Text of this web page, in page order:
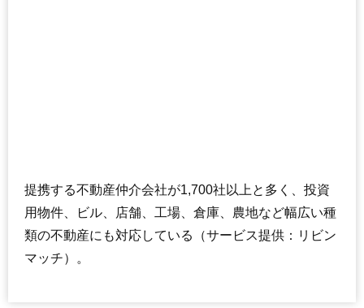
提携する不動産仲介会社が1,700社以上と多く、投資
用物件、ビル、店舗、工場、倉庫、農地など幅広い種
類の不動産にも対応している（サービス提供：リビン
マッチ）。